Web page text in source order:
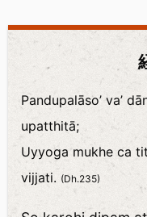
Pandupalāso’ va’
upatthitā;
Uyyoga mukhe ca
vijjati. (Dh.235)